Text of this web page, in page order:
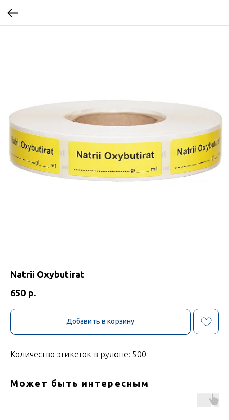
Natrii Oxybutirat
650 р.
Добавить в корзину
Количество этикеток в рулоне: 500
Может быть интересным